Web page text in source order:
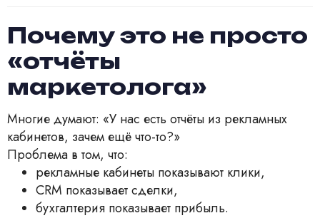
Почему это не просто
«отчёты
маркетолога»
Многие думают: «У нас есть отчёты из рекламных
кабинетов, зачем ещё что-то?»
Проблема в том, что:
рекламные кабинеты показывают клики,
CRM показывает сделки,
бухгалтерия показывает прибыль.